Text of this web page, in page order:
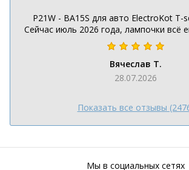
P21W - BA15S для авто ElectroKot T-
Сейчас июль 2026 года, лампочки всё
Вячеслав Т.
28.07.2026
Показать все отзывы
Мы в социальных сетях